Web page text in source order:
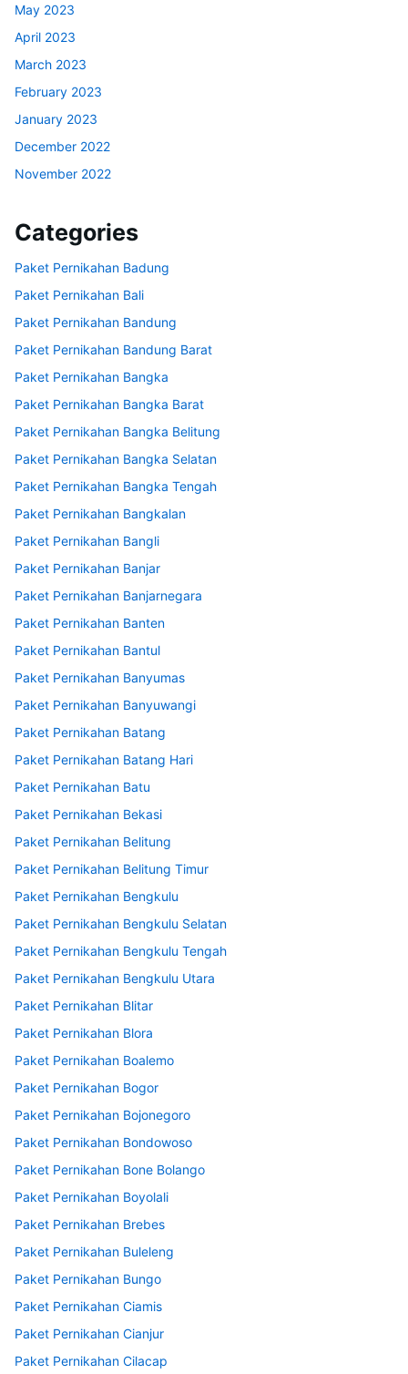
May 2023
April 2023
March 2023
February 2023
January 2023
December 2022
November 2022
Categories
Paket Pernikahan Badung
Paket Pernikahan Bali
Paket Pernikahan Bandung
Paket Pernikahan Bandung Barat
Paket Pernikahan Bangka
Paket Pernikahan Bangka Barat
Paket Pernikahan Bangka Belitung
Paket Pernikahan Bangka Selatan
Paket Pernikahan Bangka Tengah
Paket Pernikahan Bangkalan
Paket Pernikahan Bangli
Paket Pernikahan Banjar
Paket Pernikahan Banjarnegara
Paket Pernikahan Banten
Paket Pernikahan Bantul
Paket Pernikahan Banyumas
Paket Pernikahan Banyuwangi
Paket Pernikahan Batang
Paket Pernikahan Batang Hari
Paket Pernikahan Batu
Paket Pernikahan Bekasi
Paket Pernikahan Belitung
Paket Pernikahan Belitung Timur
Paket Pernikahan Bengkulu
Paket Pernikahan Bengkulu Selatan
Paket Pernikahan Bengkulu Tengah
Paket Pernikahan Bengkulu Utara
Paket Pernikahan Blitar
Paket Pernikahan Blora
Paket Pernikahan Boalemo
Paket Pernikahan Bogor
Paket Pernikahan Bojonegoro
Paket Pernikahan Bondowoso
Paket Pernikahan Bone Bolango
Paket Pernikahan Boyolali
Paket Pernikahan Brebes
Paket Pernikahan Buleleng
Paket Pernikahan Bungo
Paket Pernikahan Ciamis
Paket Pernikahan Cianjur
Paket Pernikahan Cilacap